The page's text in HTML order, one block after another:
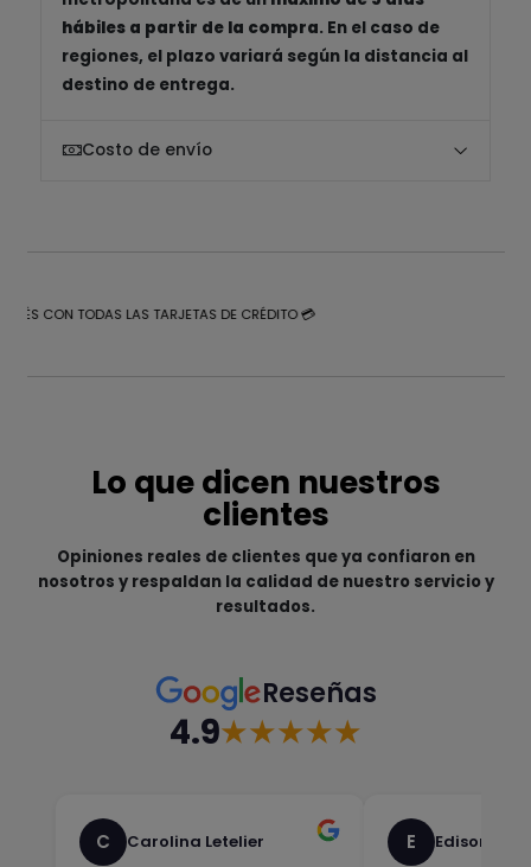
hábiles a partir de la compra. En el caso de
regiones, el plazo variará según la distancia al
destino de entrega.
Costo de envío
CON TODAS LAS TARJETAS DE CRÉDITO 💳
Lo que dicen nuestros
clientes
Opiniones reales de clientes que ya confiaron en
nosotros y respaldan la calidad de nuestro servicio y
resultados.
Reseñas
4.9★★★★★
C Carolina Letelier E Edison